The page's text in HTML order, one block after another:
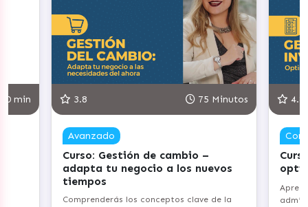
75 Minutos 90 Minutos
Competente
Curso: Gestiona tu Inventario –
optimiza tus procesos
administración de inventarios y su